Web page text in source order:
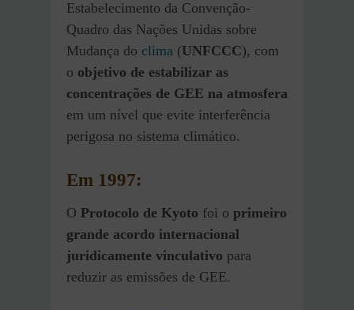
Estabelecimento da Convenção-
Quadro das Nações Unidas sobre
Mudança do clima (UNFCCC), com
o objetivo de estabilizar as
concentrações de GEE na atmosfera
em um nível que evite interferência
perigosa no sistema climático.
Em 1997:
O Protocolo de Kyoto foi o primeiro
grande acordo internacional
juridicamente vinculativo para
reduzir as emissões de GEE.